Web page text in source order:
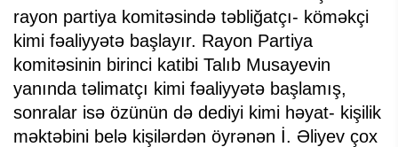
rayon partiya komitəsində təbliğatçı- köməkçi
kimi fəaliyyətə başlayır. Rayon Partiya
komitəsinin birinci katibi Talıb Musayevin
yanında təlimatçı kimi fəaliyyətə başlamış,
sonralar isə özünün də dediyi kimi həyat- kişilik
məktəbini belə kişilərdən öyrənən İ. Əliyev çox